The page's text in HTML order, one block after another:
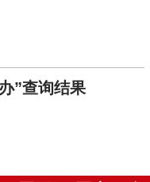
”查询结果